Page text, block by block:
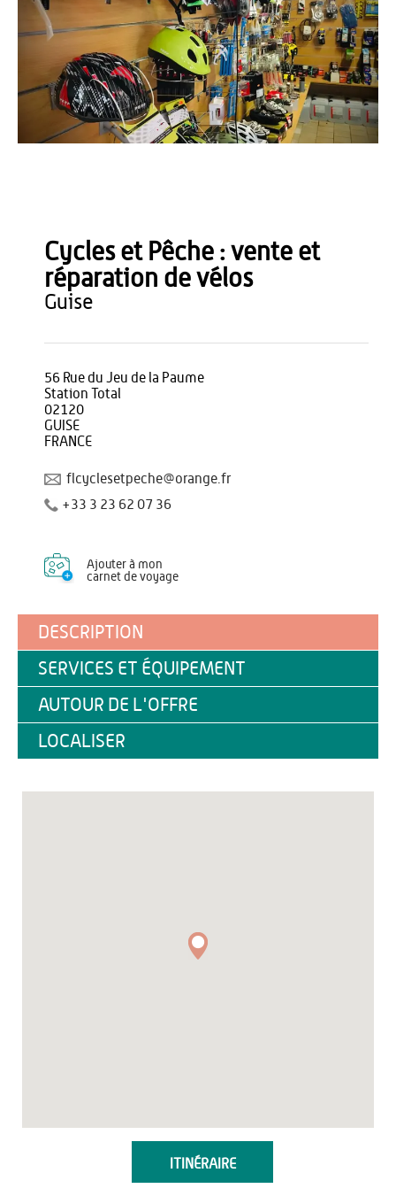
Aisne Tourisme
Cycles et Pêche : vente et
réparation de vélos
guise
56 Rue du Jeu de la Paume
Station Total
02120
GUISE
FRANCE
flcyclesetpeche@orange.fr
+33 3 23 62 07 36
Ajouter à mon
carnet de voyage
DESCRIPTION
SERVICES ET ÉQUIPEMENT
AUTOUR DE L'OFFRE
LOCALISER
ITINÉRAIRE